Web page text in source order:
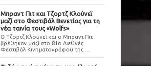
Μπραντ Πιτ και Τζορτζ Κλούνεϊ
μαζί στο Φεστιβάλ Βενετίας για τη
νέα ταινία τους «Wolfs»
Ο Τζορτζ Κλούνεϊ και ο Μπραντ Πιτ
βρέθηκαν μαζί στο 81ο Διεθνές
Φεστιβάλ Κινηματογράφου της ...